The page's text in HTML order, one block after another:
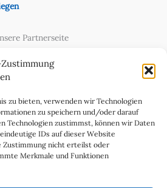
zu bieten, verwenden wir Technologien
zu speichern und/oder darauf
Technologien zustimmst, können wir Daten
IDs auf dieser Website
Zustimmung nicht erteilst oder
Merkmale und Funktionen
Partnerseite